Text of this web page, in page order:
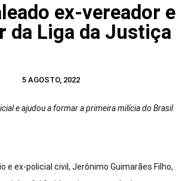
ex-vereador e
da Liga da Justiça
5 AGOSTO, 2022
e ajudou a formar a primeira milícia do Brasil
e ex-policial civil, Jerônimo Guimarães Filho,